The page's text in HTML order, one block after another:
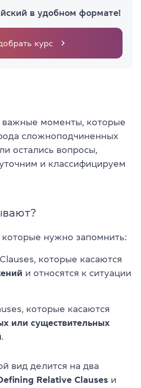
в удобном формате!
курс
важные моменты, которые
сложноподчиненных
остались вопросы,
и классифицируем
нужно запомнить:
которые касаются
и относятся к ситуации
которые касаются
или существительных
вид делится на два
Relative Clauses и